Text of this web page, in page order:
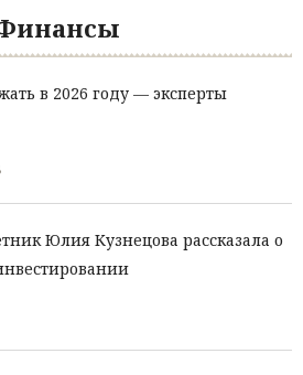
в 2026 году — эксперты
Юлия Кузнецова рассказала о